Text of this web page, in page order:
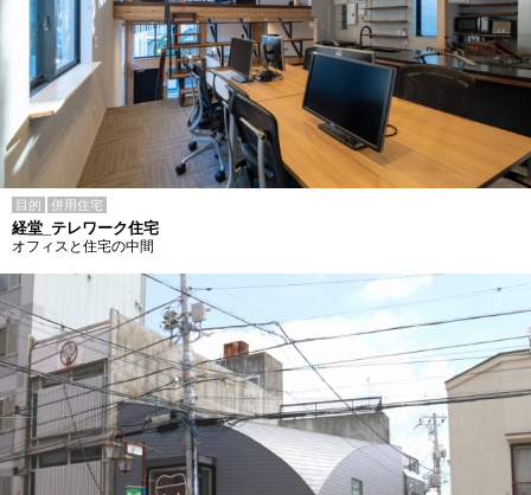
目的 併用住宅
経堂_テレワーク住宅
オフィスと住宅の中間